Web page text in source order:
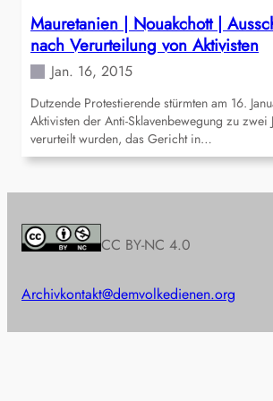
Mauretanien | Nouakchott |
nach Verurteilung von Aktivisten
Jan. 16, 2015
Dutzende Protestierende stürmten am 16.
Aktivisten der Anti-Sklavenbewegung zu zwei
verurteilt wurden, das Gericht in…
CC BY-NC 4.0
Archivkontakt@demvolkedienen.org